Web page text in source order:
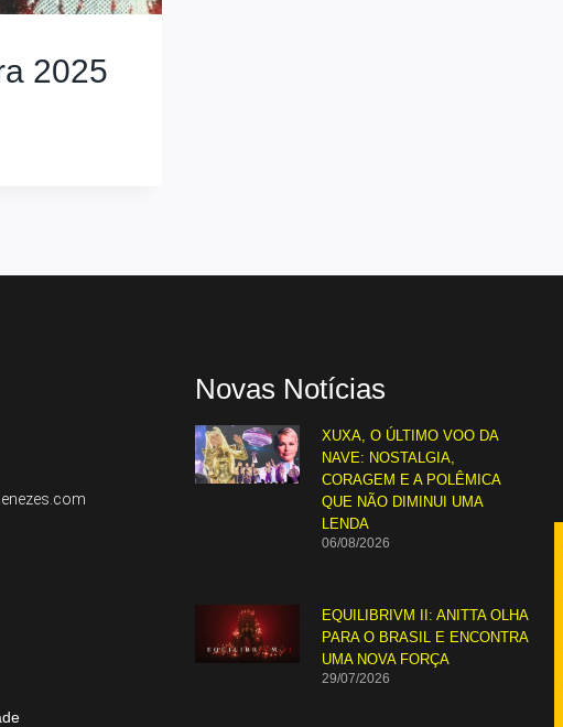
2025
Novas Notícias
XUXA, O ÚLTIMO VOO DA
NAVE: NOSTALGIA,
CORAGEM E A POLÊMICA
QUE NÃO DIMINUI UMA
LENDA
06/08/2026
EQUILIBRIVM II: ANITTA OLHA
PARA O BRASIL E ENCONTRA
UMA NOVA FORÇA
29/07/2026